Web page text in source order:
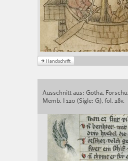
Ausschnitt aus: Gotha,
Memb. I 120 (Sigle: G), fol. 28v.